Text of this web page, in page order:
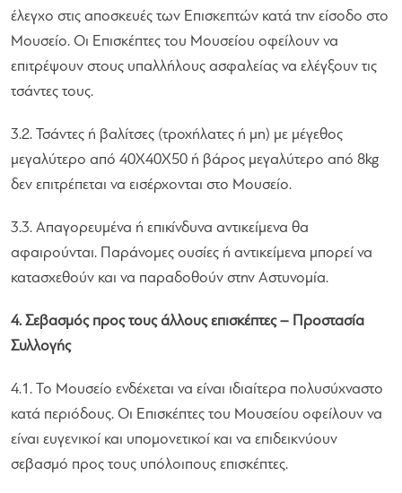
έλεγχο στις αποσκευές των Επισκεπτών κατά την είσοδο στο
Μουσείο. Οι Επισκέπτες του Μουσείου οφείλουν να
επιτρέψουν στους υπαλλήλους ασφαλείας να ελέγξουν τις
τσάντες τους.
3.2. Τσάντες ή βαλίτσες (τροχήλατες ή μη) με μέγεθος
μεγαλύτερο από 40Χ40Χ50 ή βάρος μεγαλύτερο από 8kg
δεν επιτρέπεται να εισέρχονται στο Μουσείο.
3.3. Απαγορευμένα ή επικίνδυνα αντικείμενα θα
αφαιρούνται. Παράνομες ουσίες ή αντικείμενα μπορεί να
κατασχεθούν και να παραδοθούν στην Αστυνομία.
4. Σεβασμός προς τους άλλους επισκέπτες – Προστασία
Συλλογής
4.1. Το Μουσείο ενδέχεται να είναι ιδιαίτερα πολυσύχναστο
κατά περιόδους. Οι Επισκέπτες του Μουσείου οφείλουν να
είναι ευγενικοί και υπομονετικοί και να επιδεικνύουν
σεβασμό προς τους υπόλοιπους επισκέπτες.